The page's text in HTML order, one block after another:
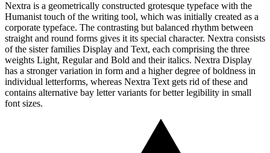
Nextra is a geometrically constructed grotesque typeface with the
Humanist touch of the writing tool, which was initially created as a
corporate typeface. The contrasting but balanced rhythm between
straight and round forms gives it its special character. Nextra consists
of the sister families Display and Text, each comprising the three
weights Light, Regular and Bold and their italics. Nextra Display
has a stronger variation in form and a higher degree of boldness in
individual letterforms, whereas Nextra Text gets rid of these and
contains alternative bay letter variants for better legibility in small
font sizes.